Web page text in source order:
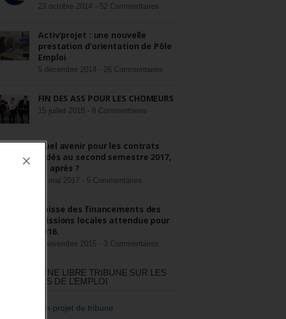
×
23 octobre 2014 - 52 Commentaires
Activ’projet : une nouvelle
prestation d’orientation de Pôle
Emploi
5 décembre 2014 - 26 Commentaires
FIN DES ASS POUR LES CHÔMEURS
15 juillet 2018 - 8 Commentaires
Quel avenir pour les contrats
aidés au second semestre 2017,
et après ?
22 mai 2017 - 5 Commentaires
Baisse des financements des
missions locales attendue pour
2016.
3 novembre 2015 - 3 Commentaires
RÉDIGEZ UNE LIBRE TRIBUNE SUR LES
POLITIQUES DE L’EMPLOI
>Décrire mon projet de tribune